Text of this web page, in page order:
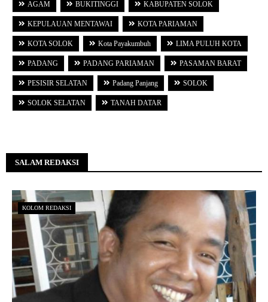
AGAM BUKITINGGI KABUPATEN SOLOK
KEPULAUAN MENTAWAI KOTA PARIAMAN
KOTA SOLOK Kota Payakumbuh LIMA PULUH KOTA
PADANG PADANG PARIAMAN PASAMAN BARAT
PESISIR SELATAN Padang Panjang SOLOK
SOLOK SELATAN TANAH DATAR
SALAM REDAKSI
KOLOM REDAKSI